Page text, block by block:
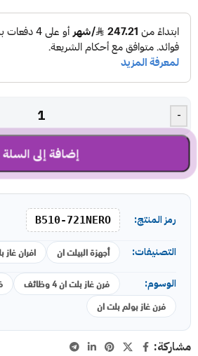
-
إضافة إلى السلة
رمز المنتج: B510-721NERO
التصنيفات: أجهزة البيلت ان افران غاز
الوسوم: فرن غاز بلت ان 4 وظائف
فرن غاز بولم بلت ان
مشاركة: